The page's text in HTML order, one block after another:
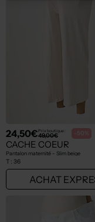
24,50€Prix boutique :
49,00€ -50%
CACHE COEUR
Pantalon maternité - Slim beige
T : 36
ACHAT